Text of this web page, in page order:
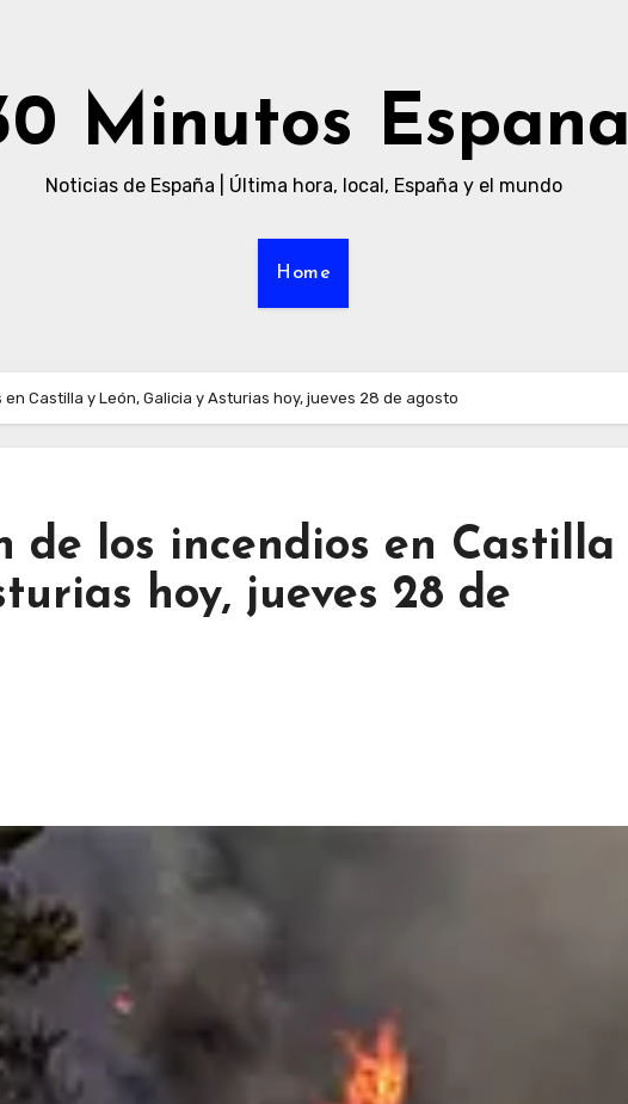
Minutos Espana
Noticias de España | Última hora, local, España y el mundo
Home
Castilla y León, Galicia y Asturias hoy, jueves 28 de agosto
de los incendios en Castilla
hoy, jueves 28 de